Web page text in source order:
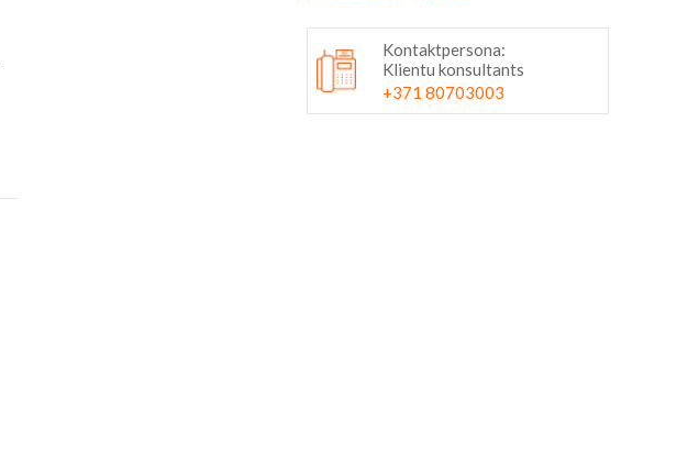
Kontaktpersona:
Klientu konsultants
+371 80703003